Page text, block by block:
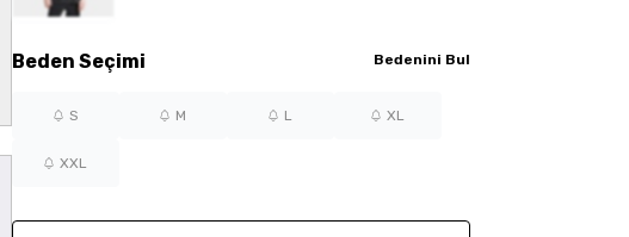
Beden Seçimi Bedenini Bul
S M L XL
XXL